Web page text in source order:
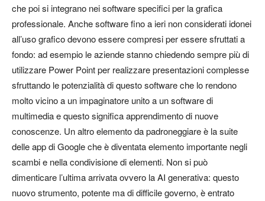
che poi si integrano nei software specifici per la grafica
professionale. Anche software fino a ieri non considerati idonei
all’uso grafico devono essere compresi per essere sfruttati a
fondo: ad esempio le aziende stanno chiedendo sempre più di
utilizzare Power Point per realizzare presentazioni complesse
sfruttando le potenzialità di questo software che lo rendono
molto vicino a un impaginatore unito a un software di
multimedia e questo significa apprendimento di nuove
conoscenze. Un altro elemento da padroneggiare è la suite
delle app di Google che è diventata elemento importante negli
scambi e nella condivisione di elementi. Non si può
dimenticare l’ultima arrivata ovvero la AI generativa: questo
nuovo strumento, potente ma di difficile governo, è entrato